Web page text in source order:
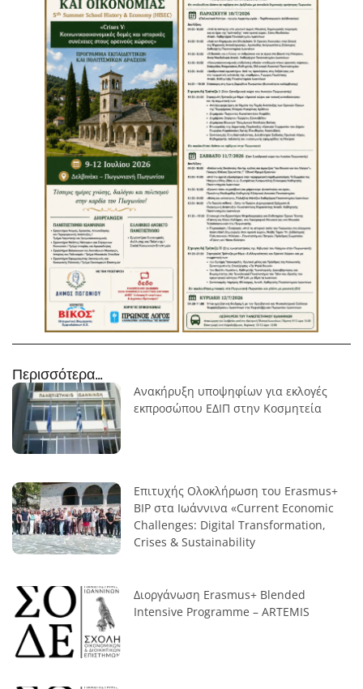
Περισσότερα...
Ανακήρυξη υποψηφίων για εκλογές
εκπροσώπου ΕΔΙΠ στην Κοσμητεία
Επιτυχής Ολοκλήρωση του Erasmus+
BIP στα Ιωάννινα «Current Economic
Challenges: Digital Transformation,
Crises & Sustainability
Διοργάνωση Erasmus+ Blended
Intensive Programme – ARTEMIS